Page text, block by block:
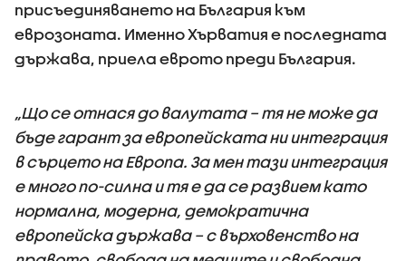
присъединяването на България към
еврозоната. Именно Хърватия е последната
държава, приела еврото преди България.
„Що се отнася до валутата – тя не може да
бъде гарант за европейската ни интеграция
в сърцето на Европа. За мен тази интеграция
е много по-силна и тя е да се развием като
нормална, модерна, демократична
европейска държава – с върховенство на